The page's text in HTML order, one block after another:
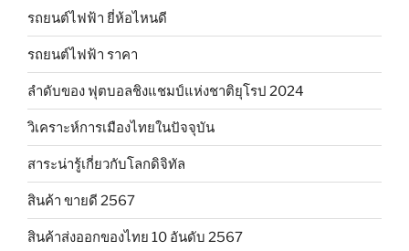
รถยนต์ไฟฟ้า ยี่ห้อไหนดี
รถยนต์ไฟฟ้า ราคา
ลำดับของ ฟุตบอลชิงแชมป์แห่งชาติยุโรป 2024
วิเคราะห์การเมืองไทยในปัจจุบัน
สาระน่ารู้เกี่ยวกับโลกดิจิทัล
สินค้า ขายดี 2567
สินค้าส่งออกของไทย 10 อันดับ 2567